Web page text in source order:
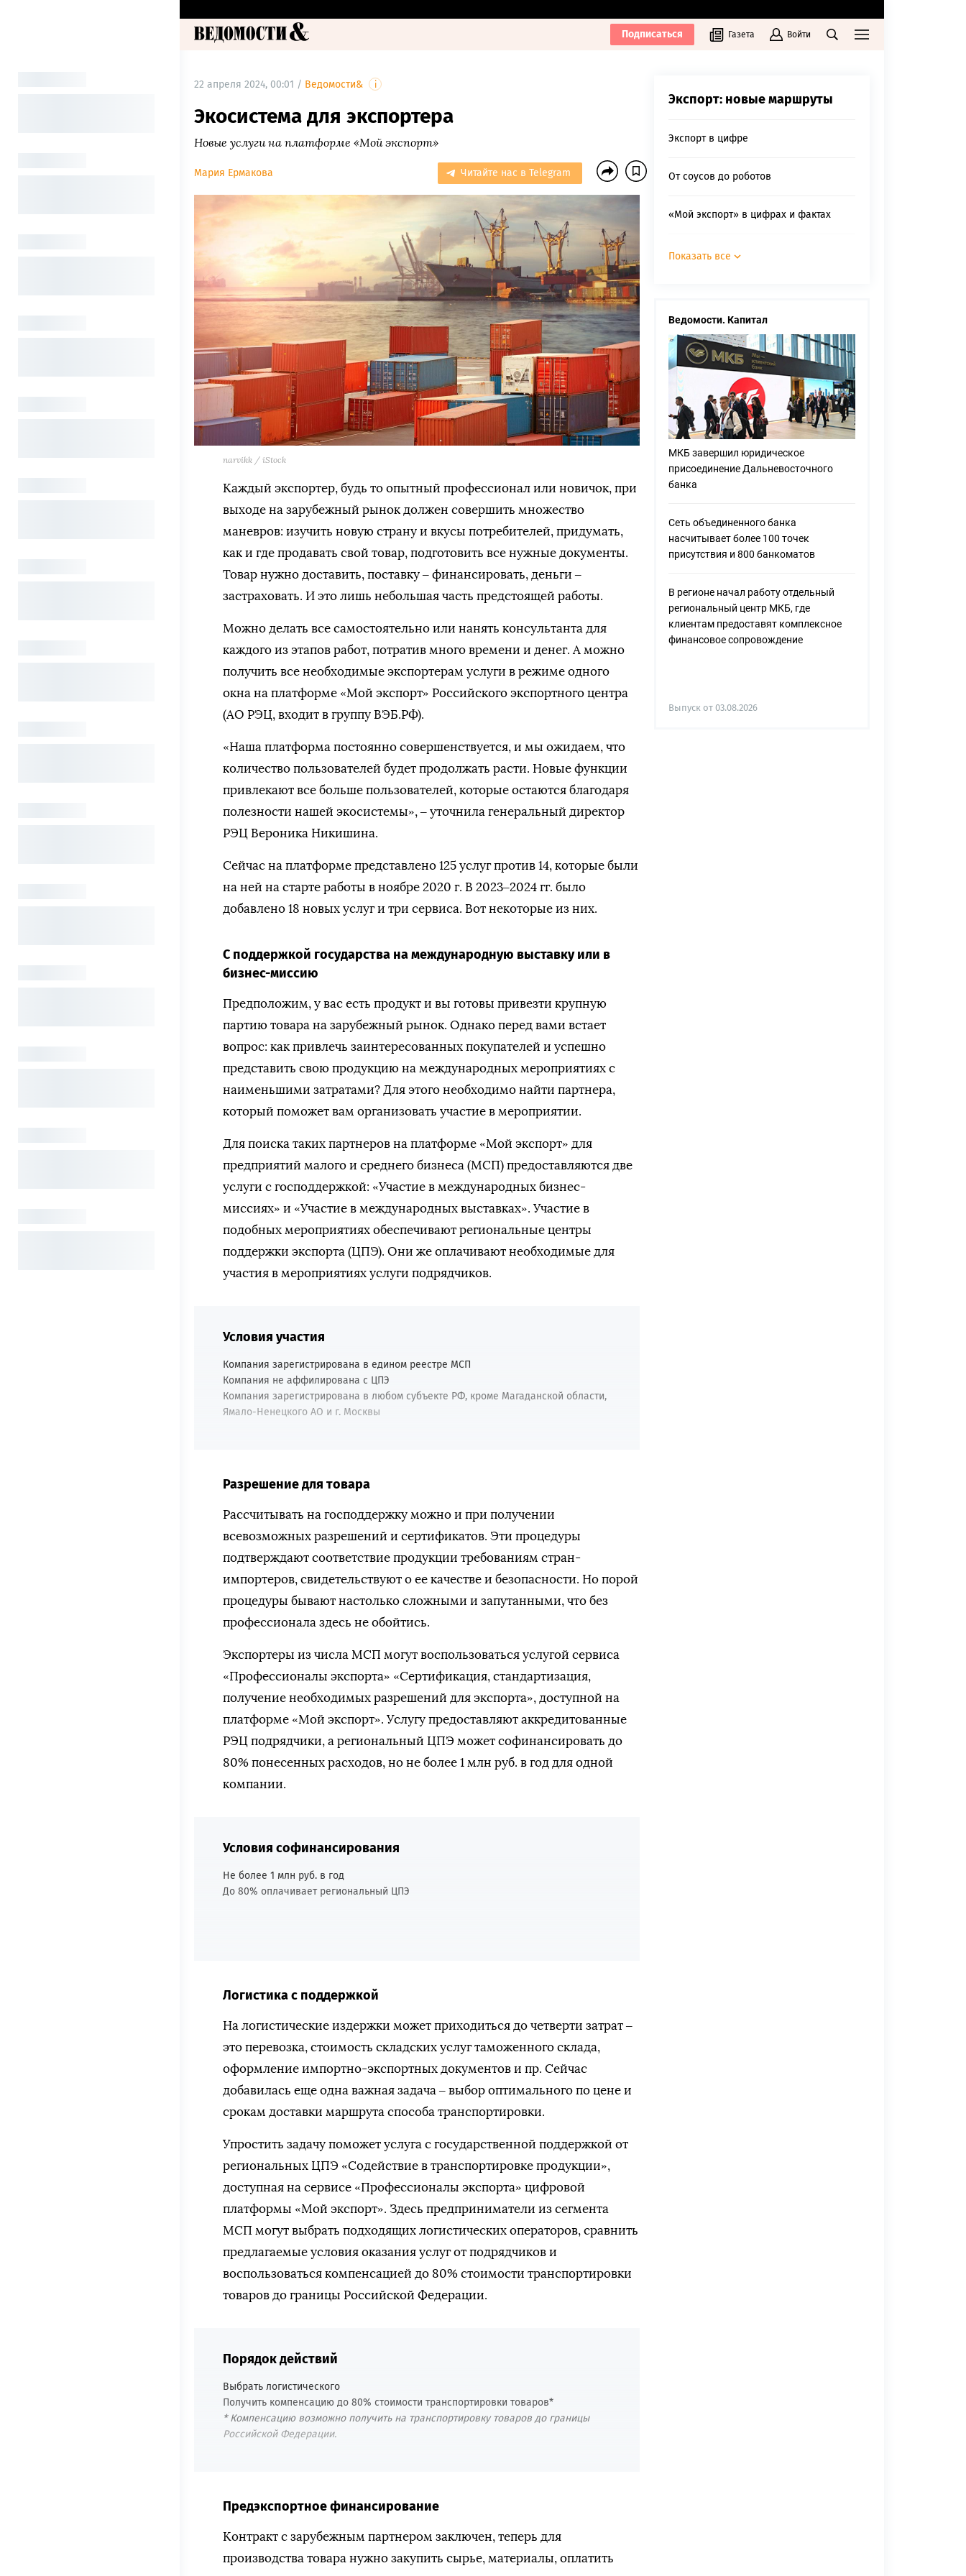
Подписаться Газета Войти
22 апреля 2024, 00:01 / Ведомости& i
Экосистема для экспортера
Новые услуги на платформе «Мой экспорт»
Мария Ермакова Читайте нас в Telegram
narvikk / iStock
Каждый экспортер, будь то опытный профессионал или новичок, при
выходе на зарубежный рынок должен совершить множество
маневров: изучить новую страну и вкусы потребителей, придумать,
как и где продавать свой товар, подготовить все нужные документы.
Товар нужно доставить, поставку – финансировать, деньги –
застраховать. И это лишь небольшая часть предстоящей работы.
Можно делать все самостоятельно или нанять консультанта для
каждого из этапов работ, потратив много времени и денег. А можно
получить все необходимые экспортерам услуги в режиме одного
окна на платформе «Мой экспорт» Российского экспортного центра
(АО РЭЦ, входит в группу ВЭБ.РФ).
«Наша платформа постоянно совершенствуется, и мы ожидаем, что
количество пользователей будет продолжать расти. Новые функции
привлекают все больше пользователей, которые остаются благодаря
полезности нашей экосистемы», – уточнила генеральный директор
РЭЦ Вероника Никишина.
Сейчас на платформе представлено 125 услуг против 14, которые были
на ней на старте работы в ноябре 2020 г. В 2023–2024 гг. было
добавлено 18 новых услуг и три сервиса. Вот некоторые из них.
С поддержкой государства на международную выставку или в
бизнес-миссию
Предположим, у вас есть продукт и вы готовы привезти крупную
партию товара на зарубежный рынок. Однако перед вами встает
вопрос: как привлечь заинтересованных покупателей и успешно
представить свою продукцию на международных мероприятиях с
наименьшими затратами? Для этого необходимо найти партнера,
который поможет вам организовать участие в мероприятии.
Для поиска таких партнеров на платформе «Мой экспорт» для
предприятий малого и среднего бизнеса (МСП) предоставляются две
услуги с господдержкой: «Участие в международных бизнес-
миссиях» и «Участие в международных выставках». Участие в
подобных мероприятиях обеспечивают региональные центры
поддержки экспорта (ЦПЭ). Они же оплачивают необходимые для
участия в мероприятиях услуги подрядчиков.
Условия участия
Компания зарегистрирована в едином реестре МСП
Компания не аффилирована с ЦПЭ
Компания зарегистрирована в любом субъекте РФ, кроме Магаданской области,
Ямало-Ненецкого АО и г. Москвы
Разрешение для товара
Рассчитывать на господдержку можно и при получении
всевозможных разрешений и сертификатов. Эти процедуры
подтверждают соответствие продукции требованиям стран-
импортеров, свидетельствуют о ее качестве и безопасности. Но порой
процедуры бывают настолько сложными и запутанными, что без
профессионала здесь не обойтись.
Экспортеры из числа МСП могут воспользоваться услугой сервиса
«Профессионалы экспорта» «Сертификация, стандартизация,
получение необходимых разрешений для экспорта», доступной на
платформе «Мой экспорт». Услугу предоставляют аккредитованные
РЭЦ подрядчики, а региональный ЦПЭ может софинансировать до
80% понесенных расходов, но не более 1 млн руб. в год для одной
компании.
Условия софинансирования
Не более 1 млн руб. в год
До 80% оплачивает региональный ЦПЭ
Логистика с поддержкой
На логистические издержки может приходиться до четверти затрат –
это перевозка, стоимость складских услуг таможенного склада,
оформление импортно-экспортных документов и пр. Сейчас
добавилась еще одна важная задача – выбор оптимального по цене и
срокам доставки маршрута способа транспортировки.
Упростить задачу поможет услуга с государственной поддержкой от
региональных ЦПЭ «Содействие в транспортировке продукции»,
доступная на сервисе «Профессионалы экспорта» цифровой
платформы «Мой экспорт». Здесь предприниматели из сегмента
МСП могут выбрать подходящих логистических операторов, сравнить
предлагаемые условия оказания услуг от подрядчиков и
воспользоваться компенсацией до 80% стоимости транспортировки
товаров до границы Российской Федерации.
Порядок действий
Выбрать логистического
Получить компенсацию до 80% стоимости транспортировки товаров*
* Компенсацию возможно получить на транспортировку товаров до границы
Российской Федерации.
Предэкспортное финансирование
Контракт с зарубежным партнером заключен, теперь для
производства товара нужно закупить сырье, материалы, оплатить
Экспорт: новые маршруты
Экспорт в цифре
От соусов до роботов
«Мой экспорт» в цифрах и фактах
Эпоха маркетплейсов
Показать все
Ведомости. Капитал
МКБ завершил юридическое
присоединение Дальневосточного
банка
Сеть объединенного банка
насчитывает более 100 точек
присутствия и 800 банкоматов
В регионе начал работу отдельный
региональный центр МКБ, где
клиентам предоставят комплексное
финансовое сопровождение
Выпуск от 03.08.2026